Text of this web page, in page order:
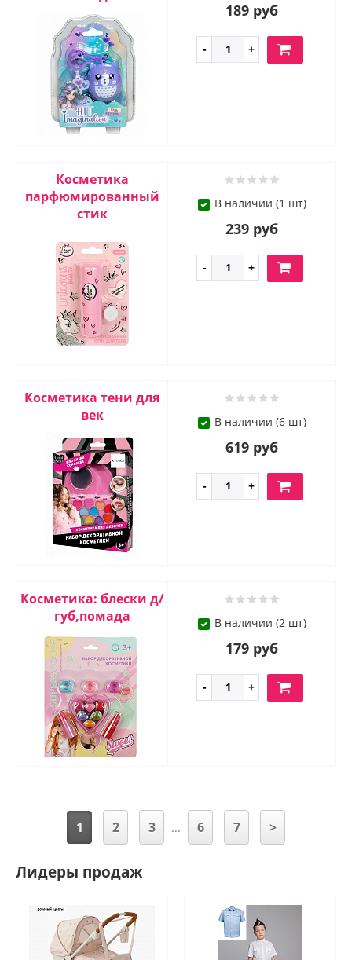
189 руб
Косметика
парфюмированный
стик
В наличии (1 шт)
239 руб
Косметика тени для
век
В наличии (6 шт)
619 руб
Косметика: блески д/
губ,помада
В наличии (2 шт)
179 руб
1 2 3 ... 6 7 >
Лидеры продаж